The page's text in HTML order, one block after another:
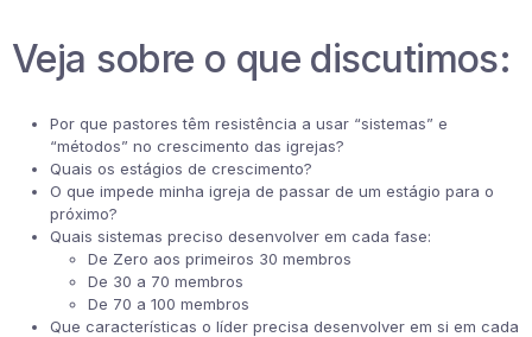
Veja sobre o que discutimos:
Por que pastores têm resistência a usar “sistemas” e
“métodos” no crescimento das igrejas?
Quais os estágios de crescimento?
O que impede minha igreja de passar de um estágio para o
próximo?
Quais sistemas preciso desenvolver em cada fase:
De Zero aos primeiros 30 membros
De 30 a 70 membros
De 70 a 100 membros
Que características o líder precisa desenvolver em si em cada